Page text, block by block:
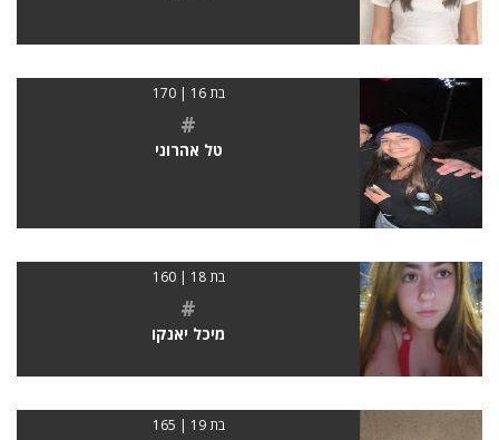
בת 16 | 170
#
טל אהרוני
בת 18 | 160
#
מיכל יאנקו
בת 19 | 165